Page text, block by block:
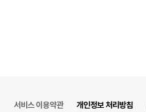
서비스 이용약관 개인정보 처리방침